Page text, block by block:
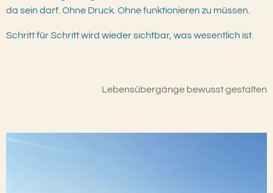
da sein darf.Ohne Druck. Ohne funktionieren zu müssen.
Schritt für Schritt wird wieder sichtbar, was wesentlich ist
Lebensübergänge bewusst gestalten